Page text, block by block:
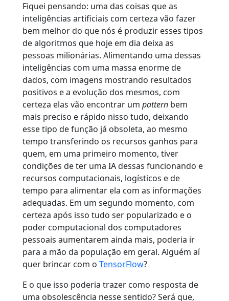
Fiquei pensando: uma das coisas que as
inteligências artificiais com certeza vão fazer
bem melhor do que nós é produzir esses tipos
de algoritmos que hoje em dia deixa as
pessoas milionárias. Alimentando uma dessas
inteligências com uma massa enorme de
dados, com imagens mostrando resultados
positivos e a evolução dos mesmos, com
certeza elas vão encontrar um pattern bem
mais preciso e rápido nisso tudo, deixando
esse tipo de função já obsoleta, ao mesmo
tempo transferindo os recursos ganhos para
quem, em uma primeiro momento, tiver
condições de ter uma IA dessas funcionando e
recursos computacionais, logísticos e de
tempo para alimentar ela com as informações
adequadas. Em um segundo momento, com
certeza após isso tudo ser popularizado e o
poder computacional dos computadores
pessoais aumentarem ainda mais, poderia ir
para a mão da população em geral. Alguém aí
quer brincar com o TensorFlow?
E o que isso poderia trazer como resposta de
uma obsolescência nesse sentido? Será que,